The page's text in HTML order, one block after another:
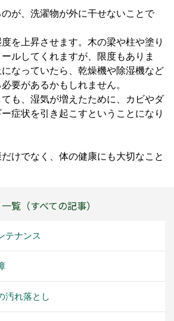
が、洗濯物が外に干せないことで
を上昇させます。木の梁や柱や塗り
ルしてくれますが、限度もありま
なっていたら、乾燥機や除湿機など
要があるかもしれません。
も、湿気が増えたために、カビやダ
症状を引き起こすということになり
けでなく、体の健康にも大切なこと
覧（すべての記事）
テナンス
れ落とし